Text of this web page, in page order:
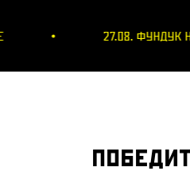
НА ТРАВЕ 27.08.